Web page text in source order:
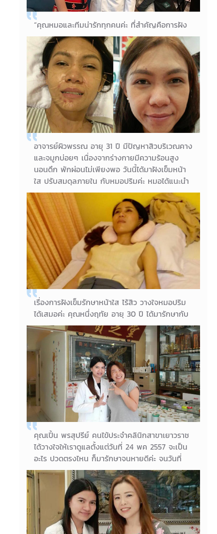
“คุณหมอและทีมน่ารักทุกคนค่ะ ทึ่สำคัญคือการฝัง
เข็มทำให้รู้สึกดีขึ้น เห็นผลดีมากค่ะ” “คุณหมอพูดจา
สุภาพ บริการดี ถ้ามีโอกาสจะมาใช้บริการในครั้งต่อ
ไป”
21/05/2018
คุณ พัชรลักษณ์ และคุณวีณัฐ
อาจารย์ผิวพรรณ อายุ 31 ปี มีปัญหาสิวบริเวณคาง
และจมูกบ่อยๆ เนื่องจากร่างกายมีความร้อนสูง
นอนดึก พักผ่อนไม่เพียงพอ วันนี้ได้มาฝังเข็มหน้า
ใส ปรับสมดุลภายใน กับหมอปริมค่ะ หมอได้แนะนำ
สมุนไพรจีนปรับธาตุ เกสรผึ้งปรับฮอร์โมน และแก้
น้ำเหลืองเสียค่ะ เพื่อให้การรักษามีประสิทธิภาพมาก
ขึ้นค่ะ
16/05/2018
อาจารย์ผิวพรรณ อายุ 31 ปี
เรื่องการฝังเข็มรักษาหน้าใส ไร้สิว วางใจหมอปริม
ได้เสมอค่ะ คุณหนึ่งฤทัย อายุ 30 ปี ได้มารักษากับ
หมอปริม ครั้งที่ 2 ที่ได้รับการฝังเข็มพร้อมปรับ
สมดุลร่างกาย ทำให้หน้าใสขึ้นอย่างเห็นได้ชัดค่ะ ผิว
ดูดีขึ้น สุขภาพดีขึ้นด้วยค่ะ
07/05/2018
คุณหนึ่งฤทัย อายุ 30 ปี
คุณเปิ้น พรสุปรีย์ คนไข้ประจำคลินิกสาขาเยาวราช
ได้วางใจให้เราดูแลตั้งแต่วันที่ 24 พค 2557 จะเป็น
อะไร ปวดตรงไหน ก็มารักษาจนหายดีค่ะ จนวันที่
30 มีนาคม มีอาการชาหน้าและรู้สึกหนักๆ เลยมา
ฝังเข็มกับหมอปริมเพียง 3 ครั้ง ตอนนี้หายดีแล้วค่ะ
08/04/2018
คุณเปิ้น พรสุปรีย์